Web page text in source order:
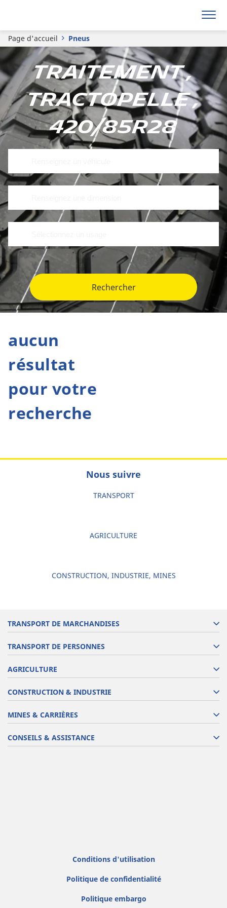
Page d'accueil Pneus
Traitement ,
Tractopelle ,
420/85R28
Rechercher
aucun
résultat
pour votre
recherche
Nous suivre
TRANSPORT
AGRICULTURE
CONSTRUCTION, INDUSTRIE, MINES
TRANSPORT DE MARCHANDISES
TRANSPORT DE PERSONNES
AGRICULTURE
CONSTRUCTION & INDUSTRIE
MINES & CARRIÈRES
CONSEILS & ASSISTANCE
Conditions d'utilisation
Politique de confidentialité
Politique embargo